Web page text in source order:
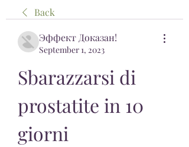
Back
Эффект Доказан!
September 1, 2023
Sbarazzarsi di
prostatite in 10
giorni